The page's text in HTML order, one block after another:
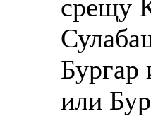
срещу
Бургар
или